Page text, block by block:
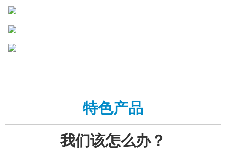
特色产品
我们该怎么办？